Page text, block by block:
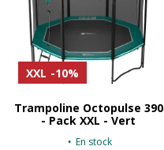
XXL -10%
Trampoline Octopulse 390
- Pack XXL - Vert
En stock